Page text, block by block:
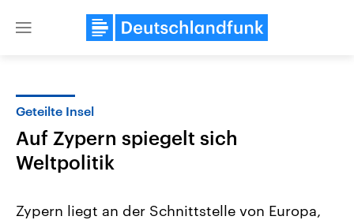
Close
Geteilte Insel
Auf Zypern spiegelt sich
Weltpolitik
Zypern liegt an der Schnittstelle von Europa,